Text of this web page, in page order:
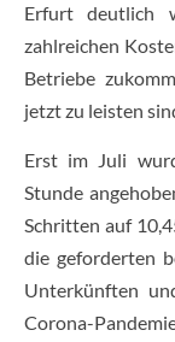
Erfurt deutlich
zahlreichen
Betriebe
jetzt zu leisten
Erst im Juli
Stunde
Schritten auf
die geforderten
Unterkünften
Corona-